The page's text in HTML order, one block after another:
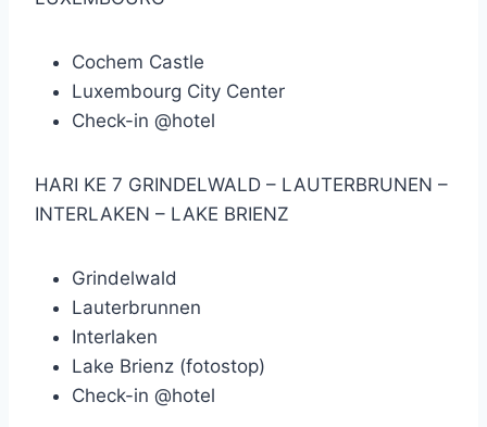
Cochem Castle
Luxembourg City Center
Check-in @hotel
HARI KE 7 GRINDELWALD – LAUTERBRUNEN –
INTERLAKEN – LAKE BRIENZ
Grindelwald
Lauterbrunnen
Interlaken
Lake Brienz (fotostop)
Check-in @hotel